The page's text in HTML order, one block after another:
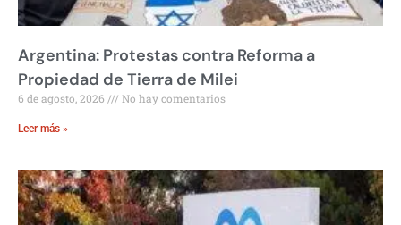
Argentina: Protestas contra Reforma a
Propiedad de Tierra de Milei
6 de agosto, 2026 No hay comentarios
Leer más »